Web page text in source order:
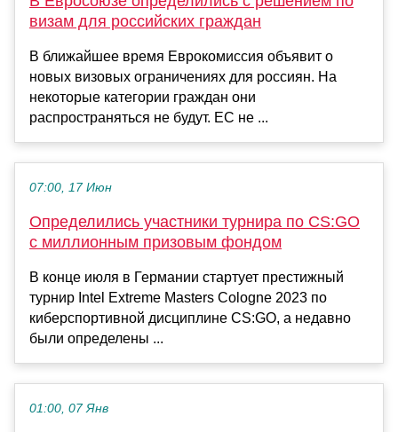
визам для российских граждан
В ближайшее время Еврокомиссия объявит о
новых визовых ограничениях для россиян. На
некоторые категории граждан они
распространяться не будут. ЕС не ...
07:00, 17 Июн
Определились участники турнира по CS:GO
с миллионным призовым фондом
В конце июля в Германии стартует престижный
турнир Intel Extreme Masters Cologne 2023 по
киберспортивной дисциплине CS:GO, а недавно
были определены ...
01:00, 07 Янв